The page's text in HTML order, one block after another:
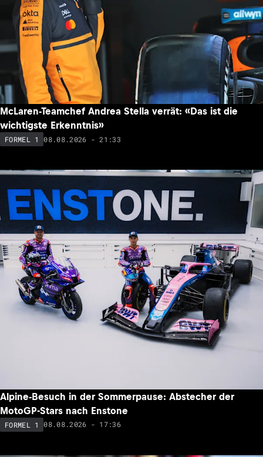
McLaren-Teamchef Andrea Stella verrät: «Das ist die
wichtigste Erkenntnis»
FORMEL 1 08.08.2026 - 21:33
Alpine-Besuch in der Sommerpause: Abstecher der
MotoGP-Stars nach Enstone
FORMEL 1 08.08.2026 - 17:36